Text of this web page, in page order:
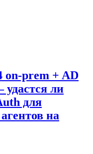
on-prem + AD
удаcтся ли
для
на